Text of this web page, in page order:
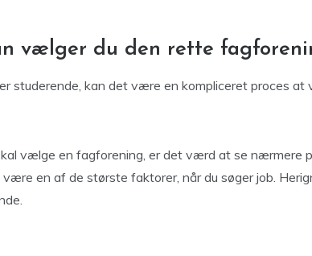
vælger du den rette
studerende, kan det være en kompliceret proces
vælge en fagforening, er det værd at se nærmere
en af de største faktorer, når du søger job.